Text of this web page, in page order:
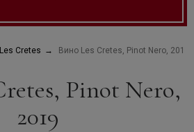
Les Cretes Вино Les Cretes, Pinot Nero, 2019
Pinot Nero,
2019